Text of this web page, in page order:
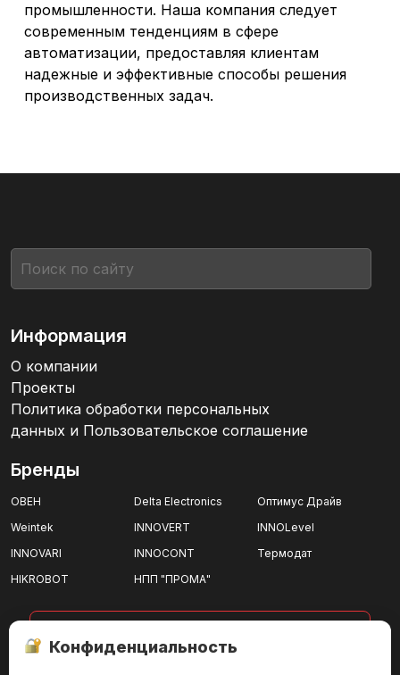
промышленности. Наша компания следует
современным тенденциям в сфере
автоматизации, предоставляя клиентам
надежные и эффективные способы решения
производственных задач.
Информация
О компании
Проекты
Политика обработки персональных
данных и Пользовательское соглашение
Бренды
ОВЕН Delta Electronics
Оптимус Драйв
Weintek
INNOVERT
INNOLevel
INNOVARI
INNOCONT
Термодат
HIKROBOT
НПП "ПРОМА"
Конфиденциальность